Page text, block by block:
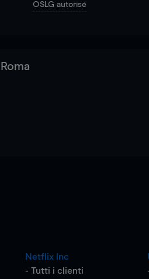
OSLG autorisé
Netflix Inc
- Tutti i clienti